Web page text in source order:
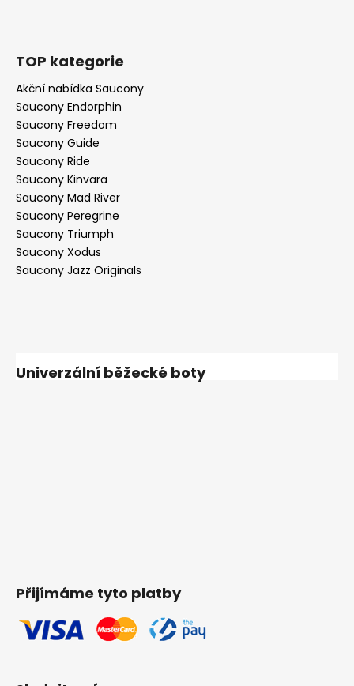
TOP kategorie
Akční nabídka Saucony
Saucony Endorphin
Saucony Freedom
Saucony Guide
Saucony Ride
Saucony Kinvara
Saucony Mad River
Saucony Peregrine
Saucony Triumph
Saucony Xodus
Saucony Jazz Originals
Univerzální běžecké boty
Přijímáme tyto platby